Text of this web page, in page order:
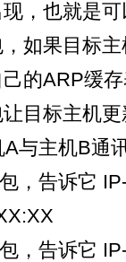
，也就是
如果目标
的ARP缓
目标主机
与主机B通
，告诉它
，告诉它